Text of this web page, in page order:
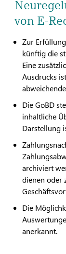
von E-
Zur
künftig die
Eine
Ausdrucks
Die GoBD
inhaltliche
Darstellung
archiviert
dienen oder
Die
anerkannt.